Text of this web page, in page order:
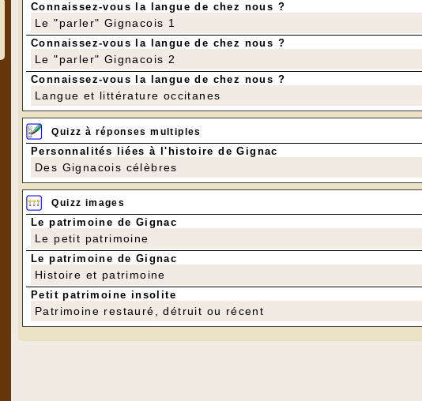
Connaissez-vous la langue de chez nous ?
Le "parler" Gignacois 1
Connaissez-vous la langue de chez nous ?
Le "parler" Gignacois 2
Connaissez-vous la langue de chez nous ?
Langue et littérature occitanes
Quizz à réponses multiples
Personnalités liées à l'histoire de Gignac
Des Gignacois célèbres
Quizz images
Le patrimoine de Gignac
Le petit patrimoine
Le patrimoine de Gignac
Histoire et patrimoine
Petit patrimoine insolite
Patrimoine restauré, détruit ou récent